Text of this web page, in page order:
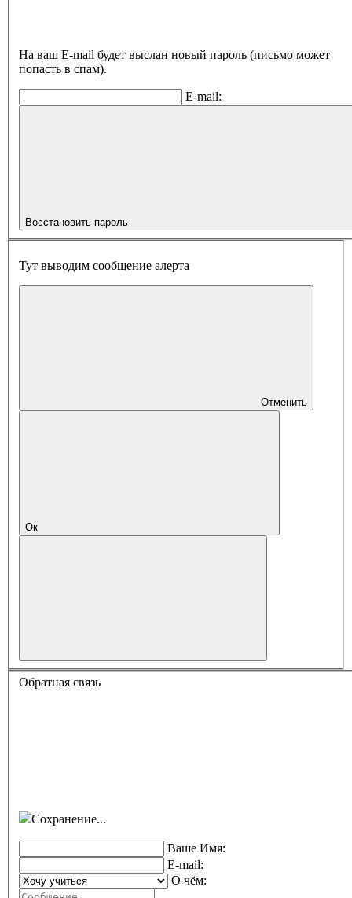
На ваш E-mail будет выслан новый пароль (письмо может
попасть в спам).
E-mail:
Восстановить пароль
Тут выводим сообщение алерта
Отменить
Ок
Обратная связь
Сохранение...
Ваше Имя:
E-mail:
О чём: